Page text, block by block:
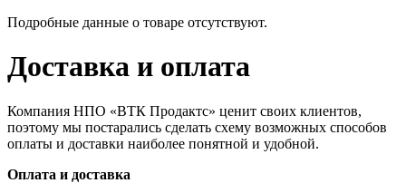
Подробные данные о товаре отсутствуют.
Доставка и оплата
Компания НПО «ВТК Продактс» ценит своих клиентов,
поэтому мы постарались сделать схему возможных способов
оплаты и доставки наиболее понятной и удобной.
Оплата и доставка